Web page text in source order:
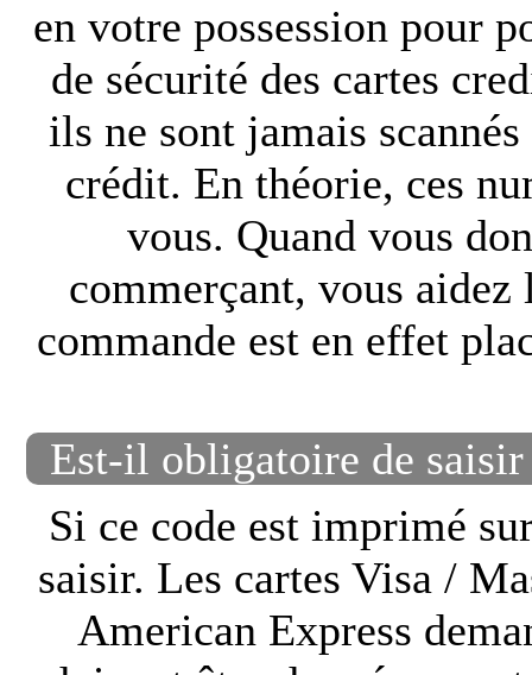
en votre possession pour
de sécurité des cartes
ils ne sont jamais
crédit. En théorie, ces
vous. Quand vous
commerçant, vous
commande est en effet
Est-il obligatoire de
Si ce code est imprimé
saisir. Les cartes Visa /
American Express